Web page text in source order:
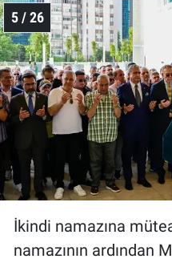
5 / 26
İkindi namazına
namazının ardından